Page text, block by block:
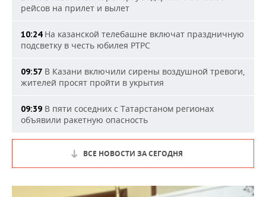
рейсов на прилет и вылет
10:24На казанской телебашне включат праздничную
подсветку в честь юбилея РТРС
09:57 В Казани включили сирены воздушной тревоги,
жителей просят пройти в укрытия
09:39 В пяти соседних с Татарстаном регионах
объявили ракетную опасность
ВСЕ НОВОСТИ ЗА СЕГОДНЯ